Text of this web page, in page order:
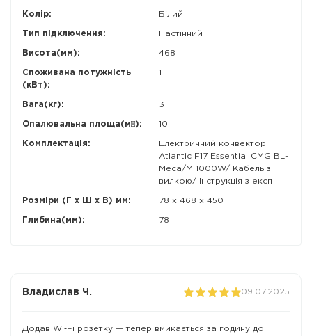
Колір: Білий
Тип підключення: Настінний
Висота(мм): 468
Споживана потужність
(кВт):
1
Вага(кг): 3
Опалювальна площа(м²): 10
Комплектація:
Електричний конвектор
Atlantic F17 Essential CMG BL-
Meca/M 1000W/ Кабель з
вилкою/ Інструкція з експ
Розміри (Г x Ш x В) мм: 78 x 468 x 450
Глибина(мм): 78
Владислав Ч. 09.07.2025
Додав Wi‑Fi розетку — тепер вмикається за годину до